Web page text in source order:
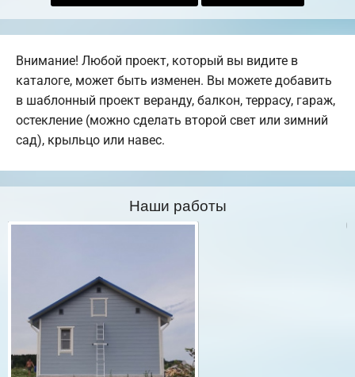
Внимание! Любой проект, который вы видите в
каталоге, может быть изменен. Вы можете добавить
в шаблонный проект веранду, балкон, террасу, гараж,
остекление (можно сделать второй свет или зимний
сад), крыльцо или навес.
Наши работы